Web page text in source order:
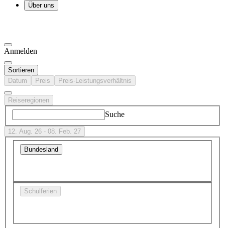
Über uns
Anmelden
Sortieren
Datum
Preis Preis-Leistungsverhältnis
Reiseregionen
Suche
12. Aug. 26 - 08. Feb. 27
Bundesland
Schulferien